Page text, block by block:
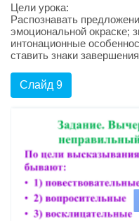
Цели урока:
Распознавать
эмоциональной окраске;
интонационные
ставить знаки
Слайд 9